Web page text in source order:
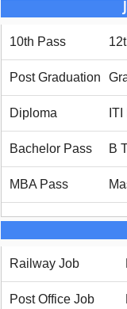
10th Pass
Post Graduation
Diploma
Bachelor Pass B
MBA Pass
Railway Job
Post Office Job